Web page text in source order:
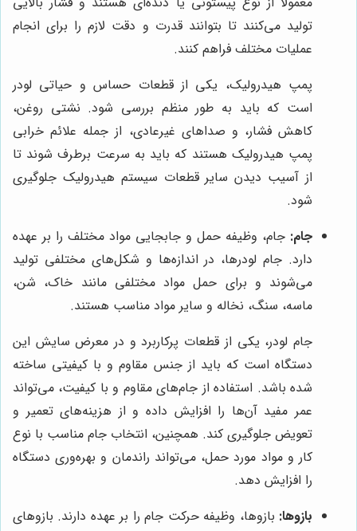
تولید می‌کنند تا بتوانند قدرت و دقت لازم را برای انجام
عملیات مختلف فراهم کنند.
پمپ هیدرولیک، یکی از قطعات حساس و حیاتی لودر
است که باید به طور منظم بررسی شود. نشتی روغن،
کاهش فشار، و صداهای غیرعادی، از جمله علائم خرابی
پمپ هیدرولیک هستند که باید به سرعت برطرف شوند تا
از آسیب دیدن سایر قطعات سیستم هیدرولیک جلوگیری
شود.
جام: جام، وظیفه حمل و جابجایی مواد مختلف را بر عهده
دارد. جام لودرها، در اندازه‌ها و شکل‌های مختلفی تولید
می‌شوند و برای حمل مواد مختلفی مانند خاک، شن،
ماسه، سنگ، نخاله و سایر مواد مناسب هستند.
جام لودر، یکی از قطعات پرکاربرد و در معرض سایش این
دستگاه است که باید از جنس مقاوم و با کیفیتی ساخته
شده باشد. استفاده از جام‌های مقاوم و با کیفیت، می‌تواند
عمر مفید آن‌ها را افزایش داده و از هزینه‌های تعمیر و
تعویض جلوگیری کند. همچنین، انتخاب جام مناسب با نوع
کار و مواد مورد حمل، می‌تواند راندمان و بهره‌وری دستگاه
را افزایش دهد.
بازوها: بازوها، وظیفه حرکت جام را بر عهده دارند. بازوهای